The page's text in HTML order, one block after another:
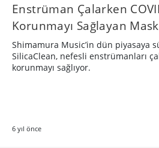
Enstrüman Çalarken
Korunmayı Sağlayan
Shimamura Music’in dün piyasaya
SilicaClean, nefesli enstrümanları
korunmayı sağlıyor.
6 yıl önce